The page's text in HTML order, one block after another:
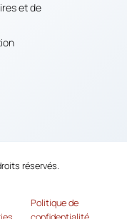
et de
réservés.
Politique de